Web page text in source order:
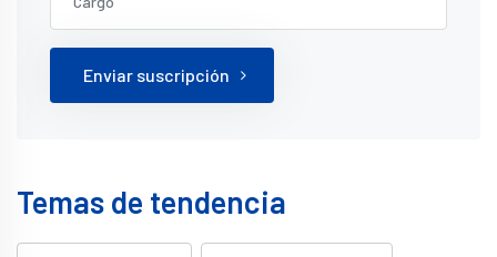
Enviar suscripción
Temas de tendencia